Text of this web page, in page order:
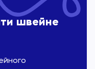
швейне